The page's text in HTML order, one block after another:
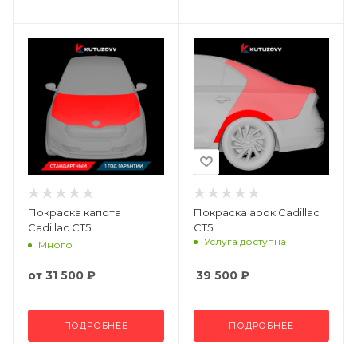
Покраска капота
Cadillac CT5
Много
от 31 500 ₽
ПОДРОБНЕЕ
Покраска арок Cadillac
CT5
Услуга доступна
39 500₽
ПОДРОБНЕЕ